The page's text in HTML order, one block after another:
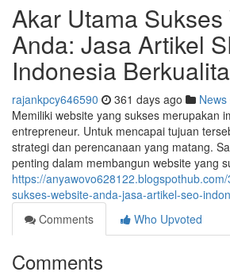
Akar Utama
Anda: Jasa Artikel
Indonesia
rajankpcy646590 361 days ago News
Memiliki website yang sukses merupakan
entrepreneur. Untuk mencapai tujuan
strategi dan perencanaan yang matang.
penting dalam membangun website yang
https://
sukses-website-anda-jasa-artikel-seo-
Comments
Who Upvoted
Comments